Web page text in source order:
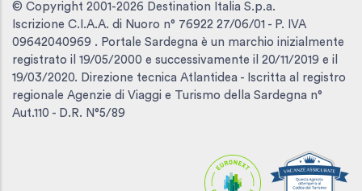
© Copyright 2001-2026 Destination Italia S.p.a.
Iscrizione C.I.A.A. di Nuoro n° 76922 27/06/01 - P. IVA
09642040969 . Portale Sardegna è un marchio inizialmente
registrato il 19/05/2000 e successivamente il 20/11/2019 e il
19/03/2020. Direzione tecnica Atlantidea - Iscritta al registro
regionale Agenzie di Viaggi e Turismo della Sardegna n°
Aut.110 - D.R. N°5/89